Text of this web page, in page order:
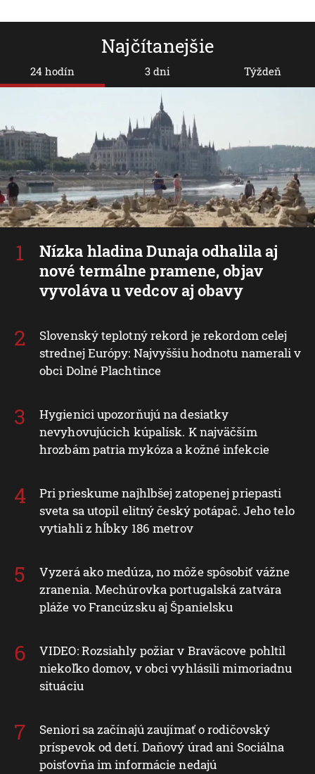
Najčítanejšie
24 hodín
Nízka hladina Dunaja odhalila aj
nové termálne pramene, objav
vyvoláva u vedcov aj obavy
Slovenský teplotný rekord je rekordom celej
strednej Európy: Najvyššiu hodnotu namerali v
obci Dolné Plachtince
Hygienici upozorňujú na desiatky
nevyhovujúcich kúpalísk. K najväčším
hrozbám patria mykóza a kožné infekcie
Pri prieskume najhlbšej zatopenej priepasti
sveta sa utopil elitný český potápač. Jeho telo
vytiahli z hĺbky 186 metrov
Vyzerá ako medúza, no môže spôsobiť vážne
zranenia. Mechúrovka portugalská zatvára
pláže vo Francúzsku aj Španielsku
VIDEO: Rozsiahly požiar v Braväcove pohltil
niekoľko domov, v obci vyhlásili mimoriadnu
situáciu
Seniori sa začínajú zaujímať o rodičovský
príspevok od detí. Daňový úrad ani Sociálna
poisťovňa im informácie nedajú
3 dni Týždeň